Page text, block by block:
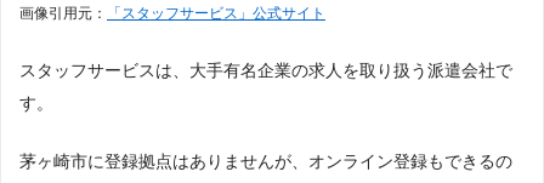
画像引用元： 「スタッフサービス」公式サイト
スタッフサービスは、大手有名企業の求人を取り扱う派遣会社で
す。
茅ヶ崎市に登録拠点はありませんが、オンライン登録もできるの